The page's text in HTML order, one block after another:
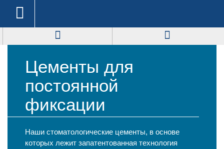
Цементы для
постоянной
фиксации
Наши стоматологические цементы, в основе
которых лежит запатентованная технология